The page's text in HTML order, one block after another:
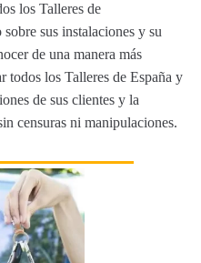
los Talleres de
sus instalaciones y su
de una manera más
todos los Talleres de España y
de sus clientes y la
censuras ni manipulaciones.